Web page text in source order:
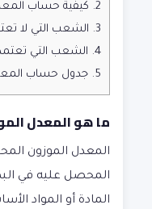
2. كيفية حساب المعدل
3. الشعب التي لا
4. الشعب التي تعتمد
5. جدول حساب المعدل
ما هو المعدل
المعدل الموزون
المحصل عليه في
المادة أو المواد